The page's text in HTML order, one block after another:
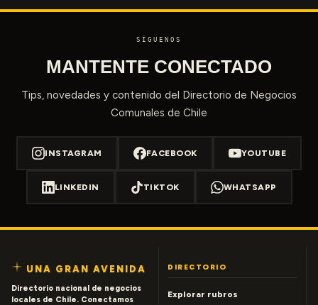
SÍGUENOS
MANTENTE CONECTADO
Tips, novedades y contenido del Directorio de Negocios
Comunales de Chile
INSTAGRAM FACEBOOK YOUTUBE
LINKEDIN TIKTOK WHATSAPP
UNA GRAN AVENIDA
Directorio nacional de negocios
locales de Chile. Conectamos
DIRECTORIO
Explorar rubros